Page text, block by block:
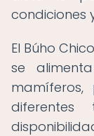
condiciones
El Búho
se